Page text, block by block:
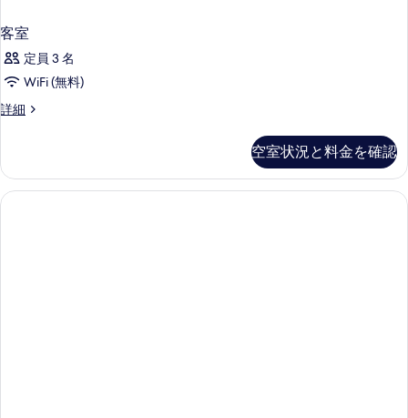
す
る
表
示
す
る
客室
定員 3 名
WiFi (無料)
詳細
客
細
空室状況と料金を確認